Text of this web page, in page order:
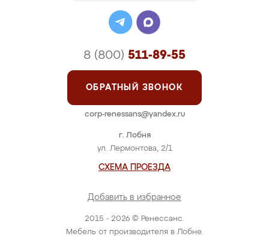
2015 - 2026 © Ренессанс.
Мебель от производителя в Лобне.
г. Лобня
ул. Лермонтова, 2/1
СХЕМА ПРОЕЗДА
Добавить в избранное
8 (800) 511-89-55
ОБРАТНЫЙ ЗВОНОК
corp-renessans@yandex.ru